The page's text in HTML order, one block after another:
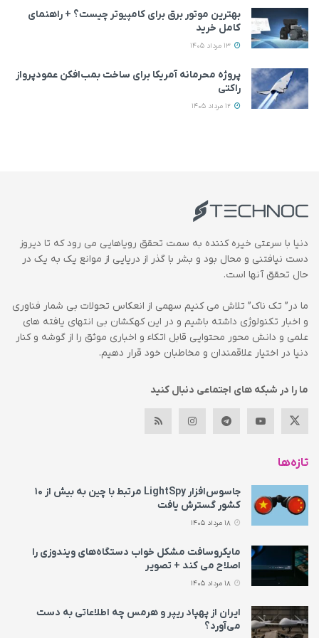
بهترین موتور برق برای کامپیوتر چیست؟ + راهنمای
کامل خرید
پروژه محرمانه آمریکا برای ساخت بمب‌افکن عمودپرواز
راکتی
دنیا با سرعتی خیره کننده به سمت تحقق رویاهایی می رود که تا دیروز
دست نیافتنی و محال بود و بشر با گذر از دریایی از موانع یک به یک در
حال تحقق آنها است.
ما در” تک ناک” تلاش می کنیم سهمی از انعکاس تحولات بی شمار فناوری
و اخبار تکنولوژی داشته باشیم و در این کهکشان بی انتهای یافته های
علمی و دانش محور محتوایی قابل اتکاء و اخباری موثق را از گوشه و کنار
دنیا در اختیار علاقمندان و مخاطبان خود قرار دهیم.
ما را در شبکه های اجتماعی دنبال کنید
تازه‌ها
جاسوس‌افزار LightSpy مرتبط با چین به بیش از ۱۰
کشور گسترش یافت
مایکروسافت مشکل خواب دستگاه‌های ویندوزی را
اصلاح می‌ کند + تصویر
ایران از پهپاد ریپر و هرمس چه اطلاعاتی به دست
می‌آورد؟